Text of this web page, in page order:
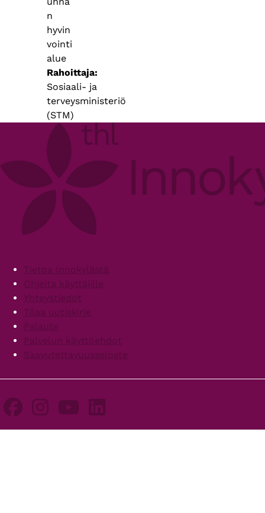
n
hyvin
vointi
alue
Rahoittaja
Sosiaali- ja
terveysministeriö
(STM)
FooterTietoa Innokylästä
Ohjeita käyttäjille
Yhteystiedot
Tilaa uutiskirje
Palaute
Palvelun käyttöehdot
Saavutettavuusseloste